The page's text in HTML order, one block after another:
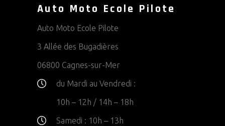
Auto Moto Ecole Pilote
Auto Moto Ecole Pilote
3 Allée des Bugadières
06800 Cagnes-sur-Mer
du Mardi au Vendredi :
10h – 12h / 14h – 18h
Samedi : 10h – 13h